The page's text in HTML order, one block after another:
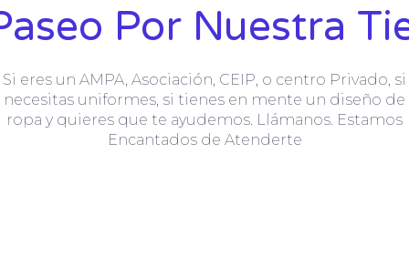
Por Nuestra
Si eres un AMPA, Asociación, CEIP, o centro Privado, si
necesitas uniformes, si tienes en mente un diseño de
ropa y quieres que te ayudemos. Llámanos. Estamos
Encantados de Atenderte